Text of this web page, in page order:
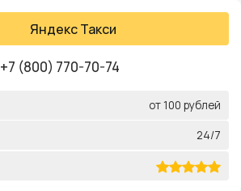
Яндекс Такси
+7 (800) 770-70-74
от 100 рублей
24/7